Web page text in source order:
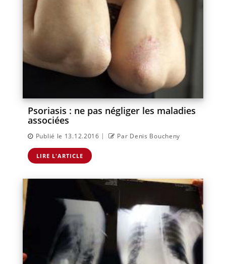
Psoriasis : ne pas négliger les maladies
associées
Publié le 13.12.2016 | Par Denis Boucheny
LIRE L'ARTICLE